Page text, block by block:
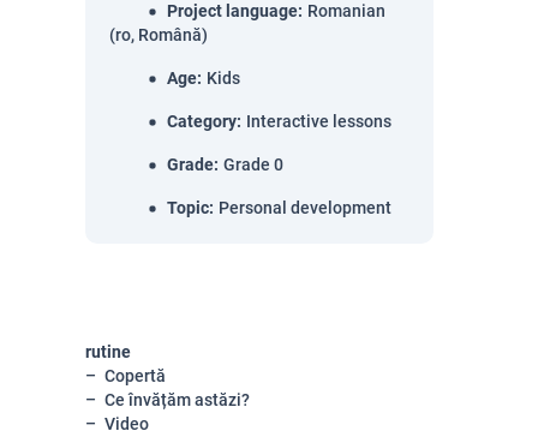
Project language: Romanian
(ro, Română)
Age: Kids
Category: Interactive lessons
Grade: Grade 0
Topic: Personal development
rutine
Copertă
Ce învățăm astăzi?
Video